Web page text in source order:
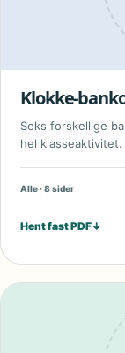
Klokke-
Seks forskellige
hel klasseaktivitet.
Alle · 8 sider
Hent fast PDF↓